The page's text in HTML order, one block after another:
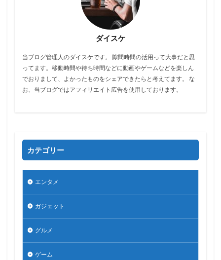
ダイスケ
当ブログ管理人のダイスケです。 隙間時間の活用って大事だと思
ってます。移動時間や待ち時間などに動画やゲームなどを楽しん
でおりまして、よかったものをシェアできたらと考えてます。 な
お、当ブログではアフィリエイト広告を使用しております。
カテゴリー
エンタメ
ガジェット
グルメ
ゲーム